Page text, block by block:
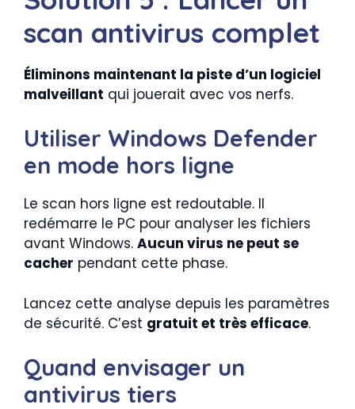
scan antivirus complet
Éliminons maintenant la piste d’un logiciel
malveillant qui jouerait avec vos nerfs.
Utiliser Windows Defender
en mode hors ligne
Le scan hors ligne est redoutable. Il
redémarre le PC pour analyser les fichiers
avant Windows. Aucun virus ne peut se
cacher pendant cette phase.
Lancez cette analyse depuis les paramètres
de sécurité. C’est gratuit et très efficace.
Quand envisager un
antivirus tiers